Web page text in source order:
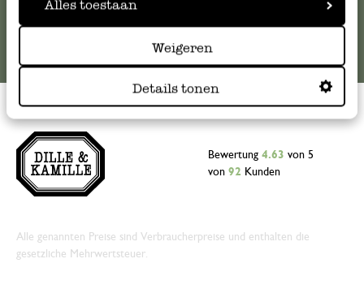
Alles toestaan
Weigeren
Details tonen
Bewertung 4.63 von 5
von 92 Kunden
Alle genannten Preise sind Verbraucherpreise und enthalten die
gesetzliche Mehrwertsteuer.